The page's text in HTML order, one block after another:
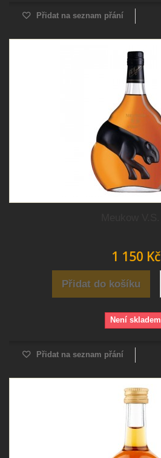
Přidat na seznam přání
1 150 Kč
Přidat do košíku
Není skladem
Přidat na seznam přání